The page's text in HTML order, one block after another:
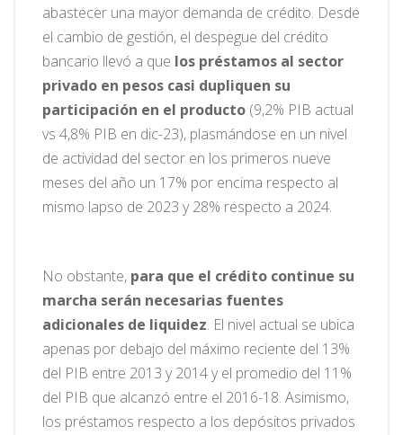
abastecer una mayor demanda de crédito. Desde
el cambio de gestión, el despegue del crédito
bancario llevó a que los préstamos al sector
privado en pesos casi dupliquen su
participación en el producto (9,2% PIB actual
vs 4,8% PIB en dic-23), plasmándose en un nivel
de actividad del sector en los primeros nueve
meses del año un 17% por encima respecto al
mismo lapso de 2023 y 28% respecto a 2024.
No obstante, para que el crédito continue su
marcha serán necesarias fuentes
adicionales de liquidez. El nivel actual se ubica
apenas por debajo del máximo reciente del 13%
del PIB entre 2013 y 2014 y el promedio del 11%
del PIB que alcanzó entre el 2016-18. Asimismo,
los préstamos respecto a los depósitos privados